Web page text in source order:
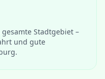
Stadtgebiet –
und gute